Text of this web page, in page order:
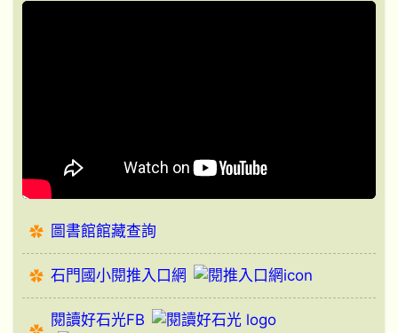
圖書館館藏查詢
石門國小閱推入口網
閱讀好石光FB